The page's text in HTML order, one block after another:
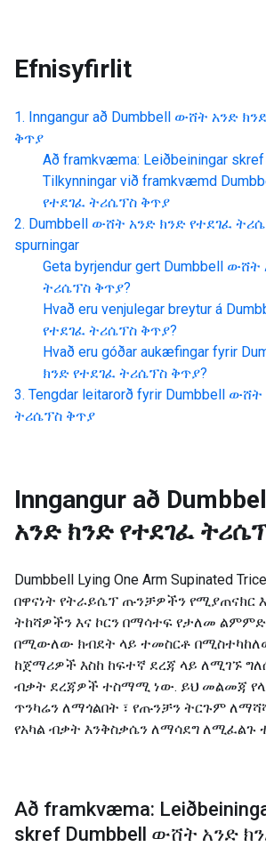
Efnisyfirlit
Inngangur að Dumbbell ውሸት አንድ
ቅጥያ
Að framkvæma: Leiðbeiningar
Tilkynningar við framkvæmd
የተደገፈ ትሪሴፕስ ቅጥያ
Dumbbell ውሸት አንድ ክንድ የተደገፈ
spurningar
Geta byrjendur gert Dumbbell ውሸት
ትሪሴፕስ ቅጥያ?
Hvað eru venjulegar breytur á
የተደገፈ ትሪሴፕስ ቅጥያ?
Hvað eru góðar aukæfingar fyrir
ክንድ የተደገፈ ትሪሴፕስ ቅጥያ?
Tengdar leitarorð fyrir Dumbbell
ትሪሴፕስ ቅጥያ
Inngangur að
አንድ ክንድ የተደገፈ
Dumbbell Lying One Arm Supinated
በዋናነት የትራይሴፕ ጡንቻዎችን የሚያጠናክር
ትከሻዎችን እና ኮርን በማሳተፍ የታለመ
በሚውለው ክብደት ላይ ተመስርቶ
ከጀማሪዎች እስከ ከፍተኛ ደረጃ ላይ ለሚገኙ
ብቃት ደረጃዎች ተስማሚ ነው. ይህ መልመጃ
ጥንካሬን ለማጎልበት ፣ የጡንቻን ትርጉም
የአካል ብቃት እንቅስቃሴን ለማሳደግ
Að framkvæma:
skref Dumbbell ውሸት አንድ